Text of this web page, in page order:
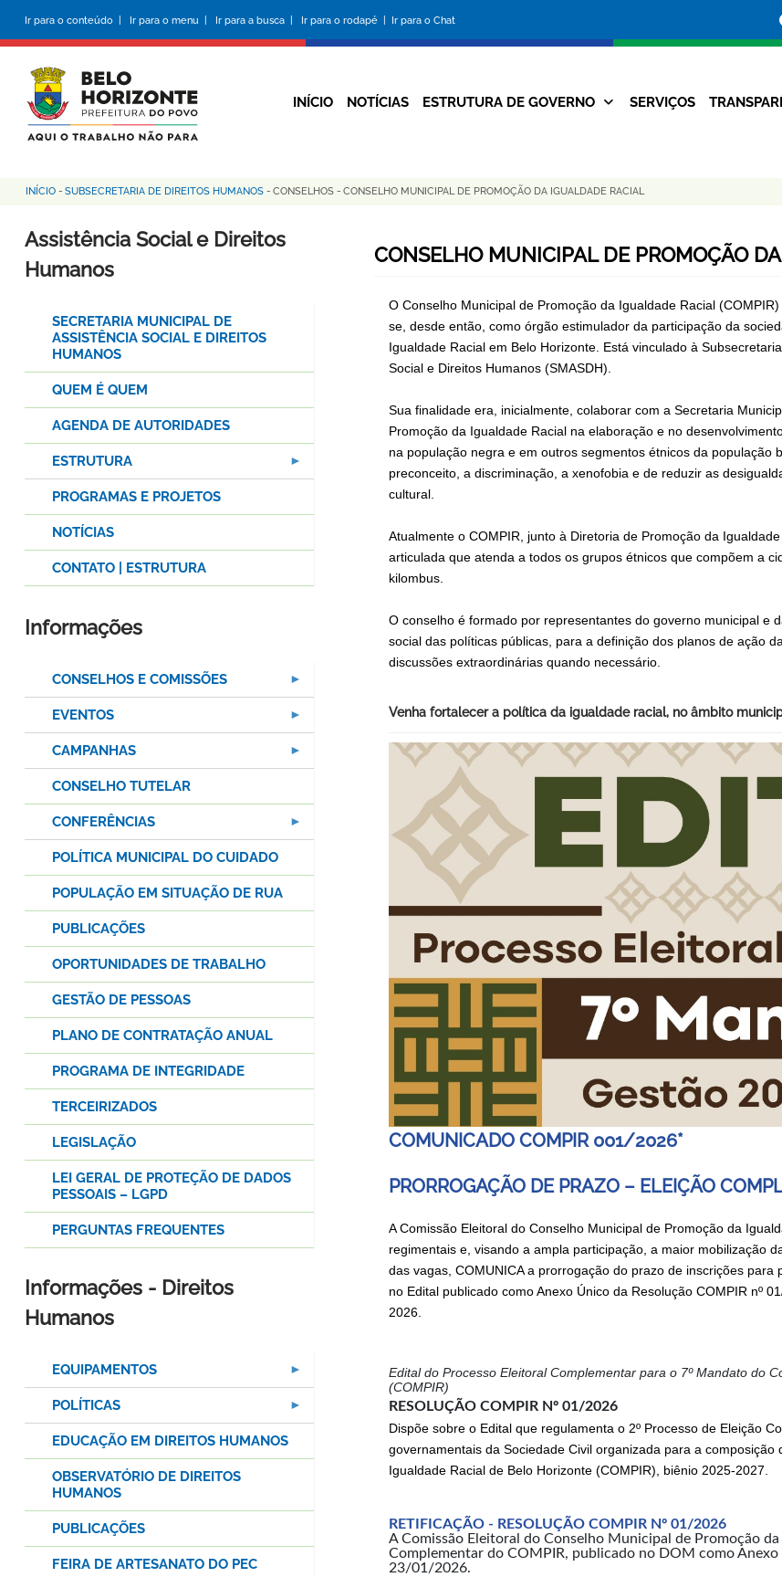
conteúdo
principal
Ir para o conteúdo | Ir para o menu | Ir para a busca | Ir para o rodapé | Ir para o Chat
da
Prefeitura
Navegação
INÍCIO NOTÍCIAS ESTRUTURA DE GOVERNO SERVIÇOS
Trilha
de
navegação
INÍCIO - SUBSECRETARIA DE DIREITOS HUMANOS - CONSELHOS - CONSELHO MUNICIPAL DE PROMOÇÃO DA IGUALDADE RACIAL
CONSELHO MUNICIPAL DE PROMOÇÃO
O Conselho Municipal de Promoção da Igualdade Racial
se, desde então, como órgão estimulador da participação da
Igualdade Racial em Belo Horizonte. Está vinculado à
Social e Direitos Humanos (SMASDH).
Sua finalidade era, inicialmente, colaborar com a Secretaria
Promoção da Igualdade Racial na elaboração e no
na população negra e em outros segmentos étnicos da população
preconceito, a discriminação, a xenofobia e de reduzir as
cultural.
Atualmente o COMPIR, junto à Diretoria de Promoção da
articulada que atenda a todos os grupos étnicos que compõem a
kilombus.
O conselho é formado por representantes do governo municipal e
social das políticas públicas, para a definição dos planos de ação
discussões extraordinárias quando necessário.
Venha fortalecer a política da igualdade racial, no âmbito
COMUNICADO COMPIR 001/2026*
PRORROGAÇÃO DE PRAZO – ELEIÇÃO
A Comissão Eleitoral do Conselho Municipal de Promoção da
regimentais e, visando a ampla participação, a maior mobilização
das vagas, COMUNICA a prorrogação do prazo de inscrições
no Edital publicado como Anexo Único da Resolução COMPIR nº
2026.
Edital do Processo Eleitoral Complementar para o 7º Mandato do
(COMPIR)
RESOLUÇÃO COMPIR Nº 01/2026
Dispõe sobre o Edital que regulamenta o 2º Processo de Eleição
governamentais da Sociedade Civil organizada para a
Igualdade Racial de Belo Horizonte (COMPIR), biênio 2025-2027.
RETIFICAÇÃO - RESOLUÇÃO COMPIR Nº 01/2026
A Comissão Eleitoral do Conselho Municipal de Promoção
Complementar do COMPIR, publicado no DOM como
23/01/2026.
Assistência Social e Direitos
Humanos
SECRETARIA MUNICIPAL DE
ASSISTÊNCIA SOCIAL E DIREITOS
HUMANOS
QUEM É QUEM
AGENDA DE AUTORIDADES
ESTRUTURA
PROGRAMAS E PROJETOS
NOTÍCIAS
CONTATO | ESTRUTURA
Informações
CONSELHOS E COMISSÕES
EVENTOS
CAMPANHAS
CONSELHO TUTELAR
CONFERÊNCIAS
POLÍTICA MUNICIPAL DO CUIDADO
POPULAÇÃO EM SITUAÇÃO DE RUA
PUBLICAÇÕES
OPORTUNIDADES DE TRABALHO
GESTÃO DE PESSOAS
PLANO DE CONTRATAÇÃO ANUAL
PROGRAMA DE INTEGRIDADE
TERCEIRIZADOS
LEGISLAÇÃO
LEI GERAL DE PROTEÇÃO DE DADOS
PESSOAIS – LGPD
PERGUNTAS FREQUENTES
Informações - Direitos
Humanos
EQUIPAMENTOS
POLÍTICAS
EDUCAÇÃO EM DIREITOS HUMANOS
OBSERVATÓRIO DE DIREITOS
HUMANOS
PUBLICAÇÕES
FEIRA DE ARTESANATO DO PEC